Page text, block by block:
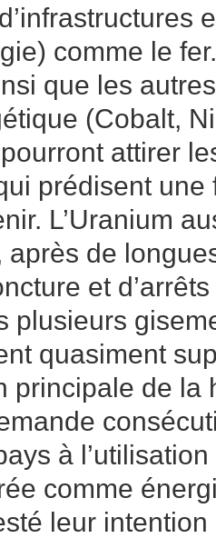
comme le
que les
(Cobalt,
attirer
prédisent
L’Uranium
après de
et
plusieurs
quasiment
principale de la
à
comme
leur